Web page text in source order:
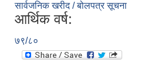
सार्वजनिक खरीद / बोलपत्र सूचना
आर्थिक वर्ष:
७९/८०